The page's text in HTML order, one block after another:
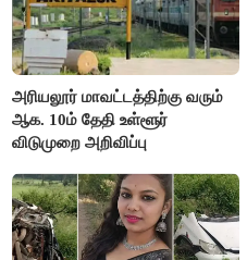
அரியலூர் மாவட்டத்திற்கு வரும்
ஆக. 10ம் தேதி உள்ளூர்
விடுமுறை அறிவிப்பு